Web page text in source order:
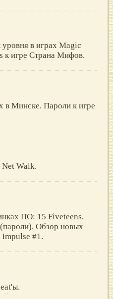
в играх Magic
к игре Страна Мифов.
в Минске. Пароли к игре
Net Walk.
ПО: 15 Fiveteens,
Обзор новых
Impulse #1.